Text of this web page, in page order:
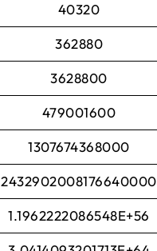
40320
362880
3628800
479001600
1307674368000
2432902008176640000
1.1962222086548E+56